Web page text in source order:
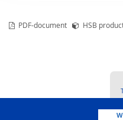
PDF-document HSB